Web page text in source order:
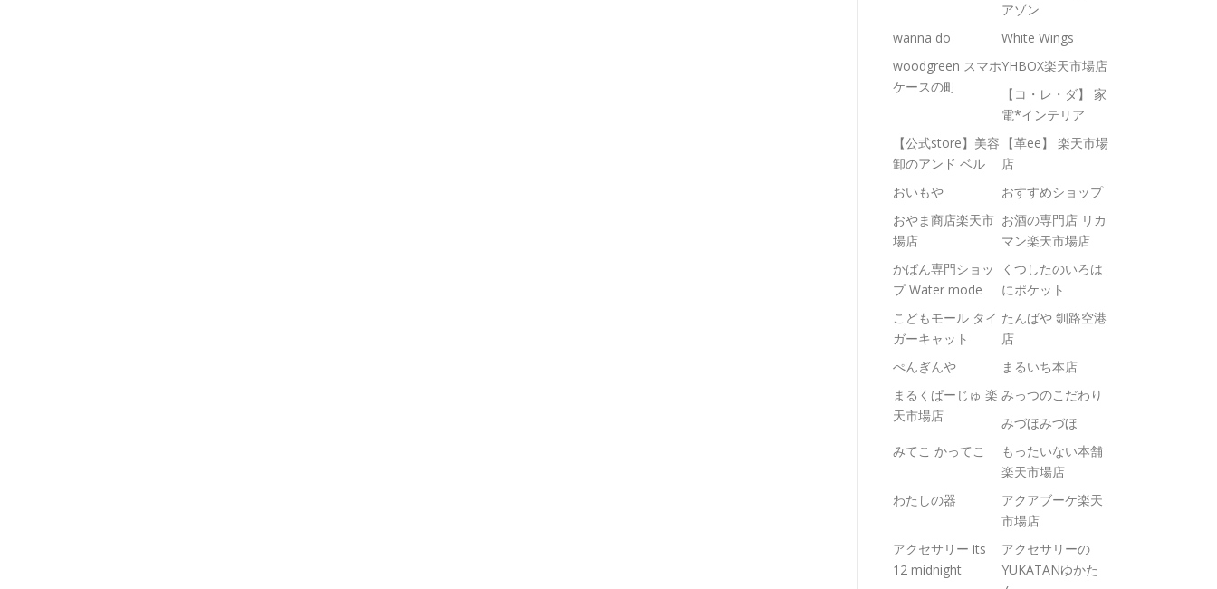
アゾン
wanna do
White Wings
woodgreen スマホ
ケースの町
YHBOX楽天市場店
【コ・レ・ダ】 家
電*インテリア
【公式store】美容
卸のアンド ベル
【革ee】 楽天市場
店
おいもや
おすすめショップ
おやま商店楽天市
場店
お酒の専門店 リカ
マン楽天市場店
かばん専門ショッ
プ Water mode
くつしたのいろは
にポケット
こどもモール タイ
ガーキャット
たんばや 釧路空港
店
ぺんぎんや
まるいち本店
まるくぱーじゅ 楽
天市場店
みっつのこだわり
みづほみづほ
みてこ かってこ
もったいない本舗
楽天市場店
わたしの器
アクアブーケ楽天
市場店
アクセサリー its
12 midnight
アクセサリーの
YUKATANゆかた